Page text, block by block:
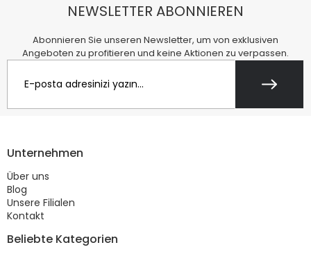
NEWSLETTER ABONNIEREN
Abonnieren Sie unseren Newsletter, um von exklusiven
Angeboten zu profitieren und keine Aktionen zu verpassen.
Unternehmen
Über uns
Blog
Unsere Filialen
Kontakt
Beliebte Kategorien